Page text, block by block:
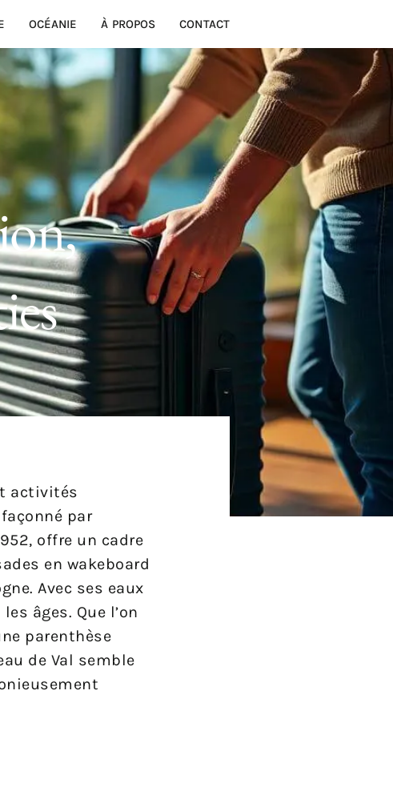
OCÉANIE À PROPOS CONTACT
activités
par
offre un cadre
en wakeboard
Avec ses eaux
âges. Que l’on
parenthèse
de Val semble